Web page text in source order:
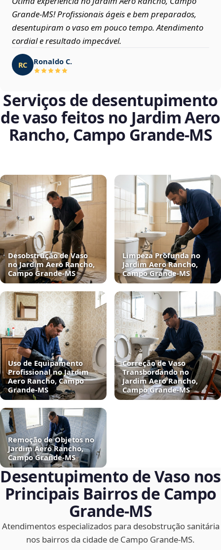
Grande‑MS! Profissionais ágeis e bem preparados,
desentupiram o vaso em pouco tempo. Atendimento
cordial e resultado impecável.
RC Ronaldo C.
Serviços de desentupimento
de vaso feitos no Jardim Aero
Rancho, Campo Grande‑MS
Desobstrução de Vaso
no Jardim Aero Rancho,
Campo Grande‑MS
Limpeza Profunda no
Jardim Aero Rancho,
Campo Grande‑MS
Uso de Equipamento
Profissional no Jardim
Aero Rancho, Campo
Grande‑MS
Correção de Vaso
Transbordando no
Jardim Aero Rancho,
Campo Grande‑MS
Remoção de Objetos no
Jardim Aero Rancho,
Campo Grande‑MS
Desentupimento de Vaso nos
Principais Bairros de Campo
Grande‑MS
Atendimentos especializados para desobstrução sanitária
nos bairros da cidade de Campo Grande‑MS.